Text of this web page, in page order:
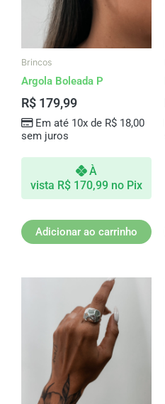
Brincos
Argola Boleada P
R$ 179,99
Em até 10x de R$18,00
sem juros
À
vista R$ 170,99 no Pix
Adicionar ao carrinho
Este
produto
tem
várias
variantes.
As